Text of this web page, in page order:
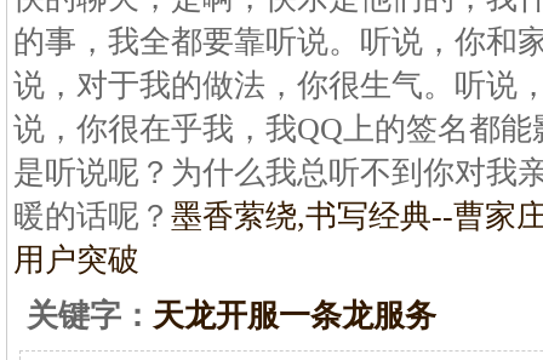
的事，我全都要靠听说。听说，你和
说，对于我的做法，你很生气。听说
说，你很在乎我，我QQ上的签名都
是听说呢？为什么我总听不到你对我
暖的话呢？ 墨香萦绕,书写经典--曹家
用户突破
关键字： 天龙开服一条龙服务